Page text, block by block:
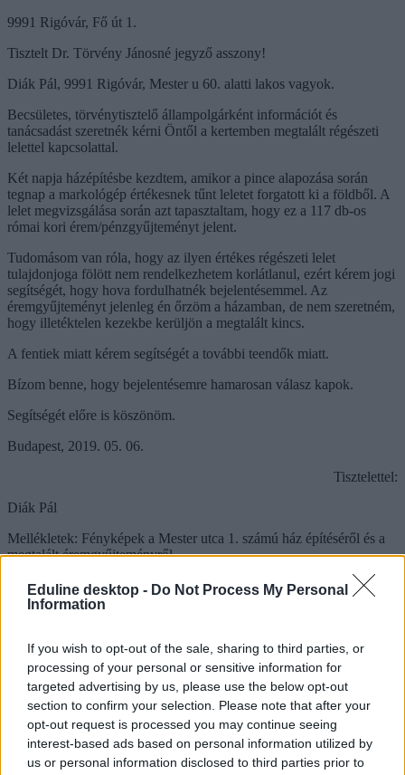
Eduline desktop - Do Not Process My Personal
Information
If you wish to opt-out of the sale, sharing to third parties, or
processing of your personal or sensitive information for
targeted advertising by us, please use the below opt-out
section to confirm your selection. Please note that after your
opt-out request is processed you may continue seeing
interest-based ads based on personal information utilized by
us or personal information disclosed to third parties prior to
9991 Rigóvár, Fő út 1.
Tisztelt Dr. Törvény Jánosné jegyző asszony!
Diák Pál, 9991 Rigóvár, Mester u 60. alatti lakos vagyok.
Becsületes, törvénytisztelő állampolgárként információt és
tanácsadást szeretnék kérni Öntől a kertemben megtalált régészeti
lelettel kapcsolattal.
Két napja házépítésbe kezdtem, amikor a pince alapozása során
tegnap a markológép értékesnek tűnt leletet forgatott ki a földből. A
lelet megvizsgálása során azt tapasztaltam, hogy ez a 117 db-os
római kori érem/pénzgyűjteményt jelent.
Tudomásom van róla, hogy az ilyen értékes régészeti lelet
tulajdonjoga fölött nem rendelkezhetem korlátlanul, ezért kérem jogi
segítségét, hogy hova fordulhatnék bejelentésemmel. Az
éremgyűjteményt jelenleg én őrzöm a házamban, de nem szeretném,
hogy illetéktelen kezekbe kerüljön a megtalált kincs.
A fentiek miatt kérem segítségét a további teendők miatt.
Bízom benne, hogy bejelentésemre hamarosan válasz kapok.
Segítségét előre is köszönöm.
Budapest, 2019. 05. 06.
Tisztelettel:
Diák Pál
Mellékletek: Fényképek a Mester utca 1. számú ház építéséről és a
megtalált éremgyűjteményről.
A középszintű magyarérettségi szövegértési feladatsoráról itt
találjátok az első infókat.